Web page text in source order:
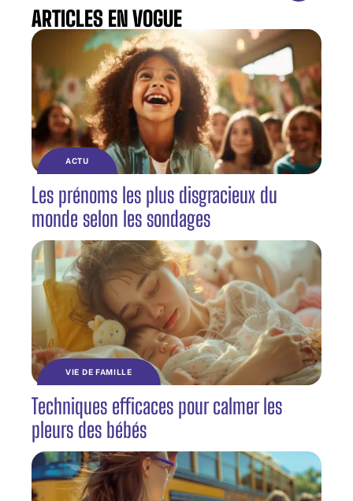
ARTICLES EN VOGUE
ACTU
Les prénoms les plus disgracieux du
monde selon les sondages
VIE DE FAMILLE
Techniques efficaces pour calmer les
pleurs des bébés